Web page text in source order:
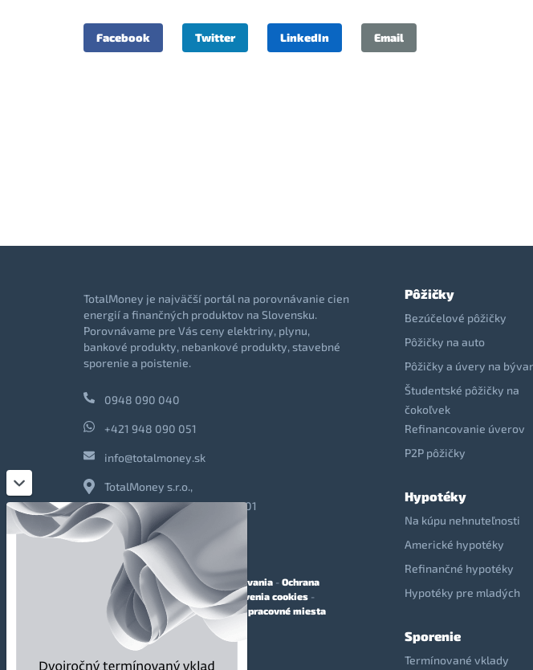
Facebook Twitter LinkedIn Email
Pôžičky
Bezúčelové pôžičky
Pôžičky na auto
Pôžičky a úvery na
Študentské pôžičky na
čokoľvek
Refinancovanie úverov
P2P pôžičky
Hypotéky
Na kúpu nehnuteľnosti
Americké hypotéky
Refinančné hypotéky
Hypotéky pre mladých
Sporenie
Termínované vklady
TotalMoney je najväčší portál na porovnávanie cien
energií a finančných produktov na Slovensku.
Porovnávame pre Vás ceny elektriny, plynu,
bankové produkty, nebankové produkty, stavebné
sporenie a poistenie.
0948 090 040
+421 948 090 051
info@totalmoney.sk
TotalMoney s.r.o.,
Levočská 866, Poprad, 058 01
-Reklama- Podmienky používania - Ochrana
osobných údajov-Cookies Nastavenia cookies -
Finančné sprostredkovanie-Voľné pracovné miesta
Affiliate - partnerský program